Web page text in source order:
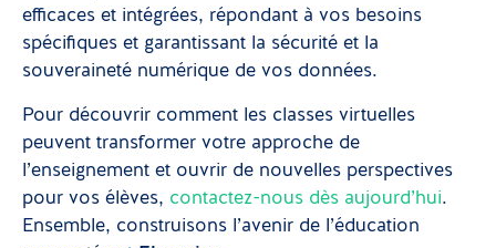
efficaces et intégrées, répondant à vos besoins
spécifiques et garantissant la sécurité et la
souveraineté numérique de vos données.
Pour découvrir comment les classes virtuelles
peuvent transformer votre approche de
l’enseignement et ouvrir de nouvelles perspectives
pour vos élèves, contactez-nous dès aujourd’hui.
Ensemble, construisons l’avenir de l’éducation